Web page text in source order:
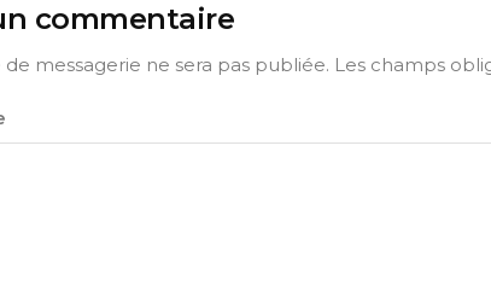
commentaire
de messagerie ne sera pas publiée. Les champs